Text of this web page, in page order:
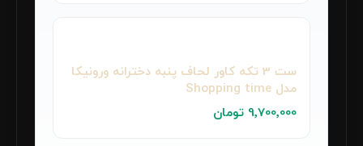
ست 3 تکه کاور لحاف پنبه دخترانه ورونیکا
مدل Shopping time
9٬700٬000 تومان